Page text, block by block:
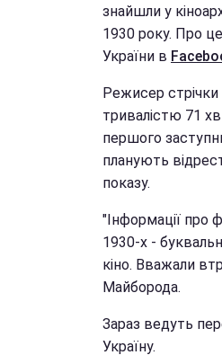
знайшли у
1930 року. Про
України в
Режисер
тривалістю 71
першого
планують
показу.
"Інформації про
1930-х -
кіно. Вважали
Майборода.
Зараз ведуть
Україну.